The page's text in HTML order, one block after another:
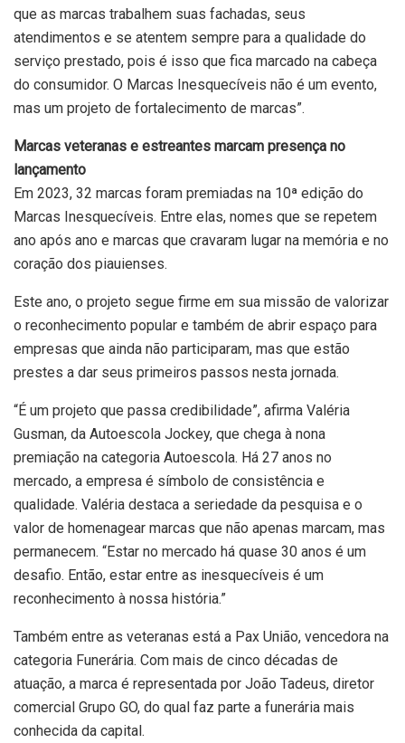
que as marcas trabalhem suas fachadas, seus
atendimentos e se atentem sempre para a qualidade do
serviço prestado, pois é isso que fica marcado na cabeça
do consumidor. O Marcas Inesquecíveis não é um evento,
mas um projeto de fortalecimento de marcas”.
Marcas veteranas e estreantes marcam presença no
lançamento
Em 2023, 32 marcas foram premiadas na 10ª edição do
Marcas Inesquecíveis. Entre elas, nomes que se repetem
ano após ano e marcas que cravaram lugar na memória e no
coração dos piauienses.
Este ano, o projeto segue firme em sua missão de valorizar
o reconhecimento popular e também de abrir espaço para
empresas que ainda não participaram, mas que estão
prestes a dar seus primeiros passos nesta jornada.
“É um projeto que passa credibilidade”, afirma Valéria
Gusman, da Autoescola Jockey, que chega à nona
premiação na categoria Autoescola. Há 27 anos no
mercado, a empresa é símbolo de consistência e
qualidade. Valéria destaca a seriedade da pesquisa e o
valor de homenagear marcas que não apenas marcam, mas
permanecem. “Estar no mercado há quase 30 anos é um
desafio. Então, estar entre as inesquecíveis é um
reconhecimento à nossa história.”
Também entre as veteranas está a Pax União, vencedora na
categoria Funerária. Com mais de cinco décadas de
atuação, a marca é representada por João Tadeus, diretor
comercial Grupo GO, do qual faz parte a funerária mais
conhecida da capital.